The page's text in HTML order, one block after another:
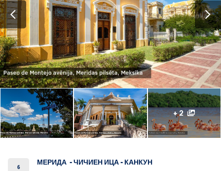
+ 2
6
МЕРИДА - ЧИЧИЕН ИЦА - КАНКУН